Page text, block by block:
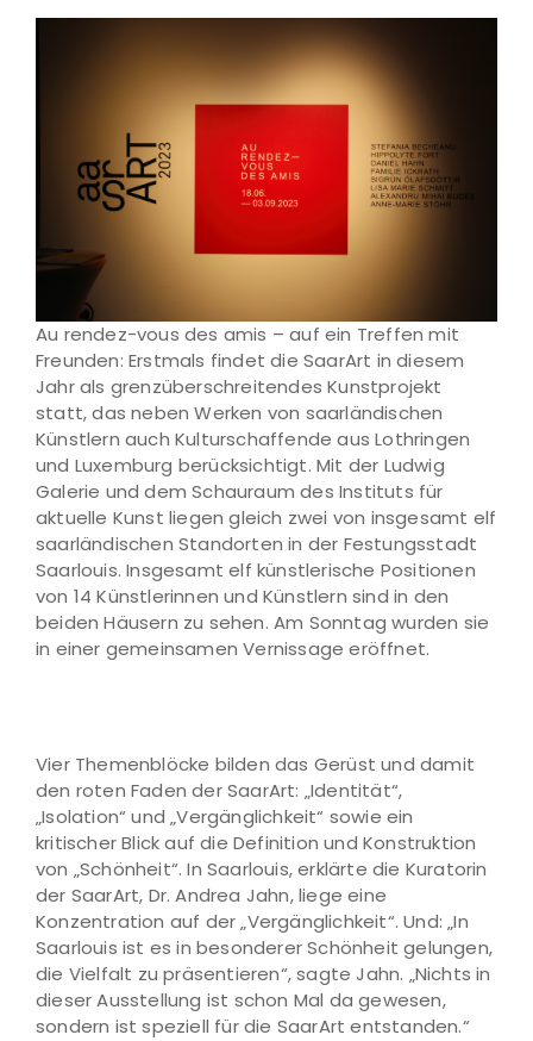
Au rendez-vous des amis – auf ein Treffen mit
Freunden: Erstmals findet die SaarArt in diesem
Jahr als grenzüberschreitendes Kunstprojekt
statt, das neben Werken von saarländischen
Künstlern auch Kulturschaffende aus Lothringen
und Luxemburg berücksichtigt. Mit der Ludwig
Galerie und dem Schauraum des Instituts für
aktuelle Kunst liegen gleich zwei von insgesamt elf
saarländischen Standorten in der Festungsstadt
Saarlouis. Insgesamt elf künstlerische Positionen
von 14 Künstlerinnen und Künstlern sind in den
beiden Häusern zu sehen. Am Sonntag wurden sie
in einer gemeinsamen Vernissage eröffnet.
Vier Themenblöcke bilden das Gerüst und damit
den roten Faden der SaarArt: „Identität“,
„Isolation“ und „Vergänglichkeit“ sowie ein
kritischer Blick auf die Definition und Konstruktion
von „Schönheit“. In Saarlouis, erklärte die Kuratorin
der SaarArt, Dr. Andrea Jahn, liege eine
Konzentration auf der „Vergänglichkeit“. Und: „In
Saarlouis ist es in besonderer Schönheit gelungen,
die Vielfalt zu präsentieren“, sagte Jahn. „Nichts in
dieser Ausstellung ist schon Mal da gewesen,
sondern ist speziell für die SaarArt entstanden.“